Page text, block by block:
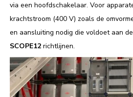
via een hoofdschakelaar. Voor
krachtstroom (400 V) zoals de
en aansluiting nodig die voldoet aan
SCOPE12 richtlijnen.